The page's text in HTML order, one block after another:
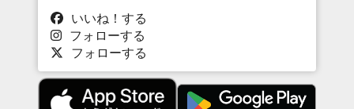
いいね！する
フォローする
フォローする